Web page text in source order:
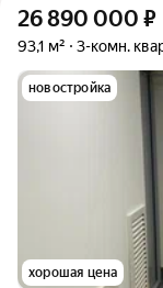
26 890 000 ₽
93,1 м² 3-комн.
новостройка
хорошая цена